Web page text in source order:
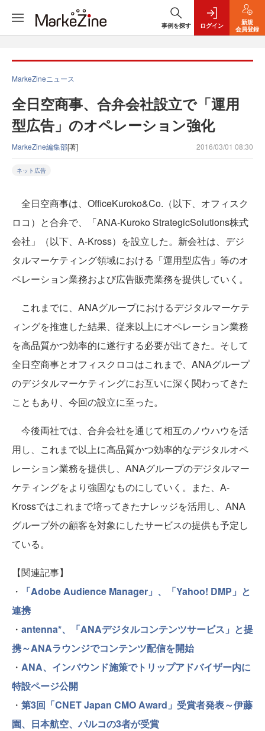
事例を探す ログイン
新規
会員登録
MarkeZineニュース
全日空商事、合弁会社設立で「運用
型広告」のオペレーション強化
MarkeZine編集部[著] 2016/03/01 08:30
ネット広告
全日空商事は、OfficeKuroko&Co.（以下、オフィスク
ロコ）と合弁で、「ANA-Kuroko StrategicSolutions株式
会社」（以下、A-Kross）を設立した。新会社は、デジ
タルマーケティング領域における「運用型広告」等のオ
ペレーション業務および広告販売業務を提供していく。
これまでに、ANAグループにおけるデジタルマーケテ
ィングを推進した結果、従来以上にオペレーション業務
を高品質かつ効率的に遂行する必要が出てきた。そして
全日空商事とオフィスクロコはこれまで、ANAグループ
のデジタルマーケティングにお互いに深く関わってきた
こともあり、今回の設立に至った。
今後両社では、合弁会社を通じて相互のノウハウを活
用し、これまで以上に高品質かつ効率的なデジタルオペ
レーション業務を提供し、ANAグループのデジタルマー
ケティングをより強固なものにしていく。また、A-
Krossではこれまで培ってきたナレッジを活用し、ANA
グループ外の顧客を対象にしたサービスの提供も予定し
ている。
【関連記事】
・
「Adobe Audience Manager」、「Yahoo! DMP」と
連携
・ antenna*、「ANAデジタルコンテンツサービス」と提
携～ANAラウンジでコンテンツ配信を開始
・ ANA、インバウンド施策でトリップアドバイザー内に
特設ページ公開
・ 第3回「CNET Japan CMO Award」受賞者発表～伊藤
園、日本航空、パルコの3者が受賞